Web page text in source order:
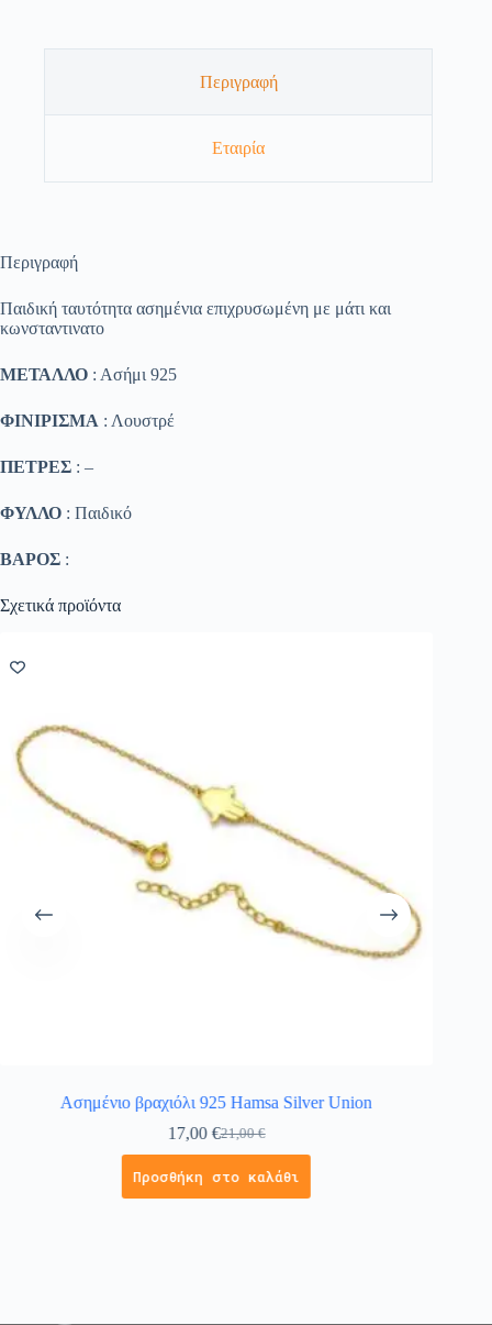
Περιγραφή
Εταιρία
Περιγραφή
Παιδική ταυτότητα ασημένια επιχρυσωμένη με μάτι και
κωνσταντινατο
ΜΕΤΑΛΛΟ : Ασήμι 925
ΦΙΝΙΡΙΣΜΑ : Λουστρέ
ΠΕΤΡΕΣ : –
ΦΥΛΛΟ : Παιδικό
ΒΑΡΟΣ :
Σχετικά προϊόντα
Ασημένιο βραχιόλι 925 Hamsa Silver Union
21,00€
17,00 €
Προσθήκη στο καλάθι